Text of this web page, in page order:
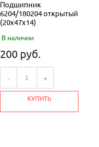
Подшипник
6204/180204 открытый
(20х47х14)
В наличии
200 руб.
- +
КУПИТЬ